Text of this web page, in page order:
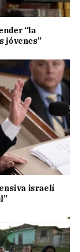
“la
jóvenes”
israelí